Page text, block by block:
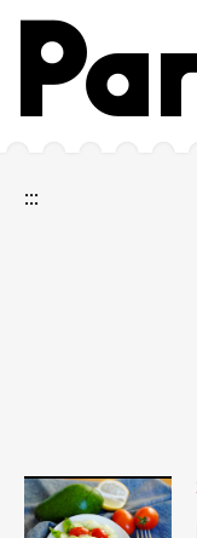
跳到主要內容區塊
網站導覽
:::